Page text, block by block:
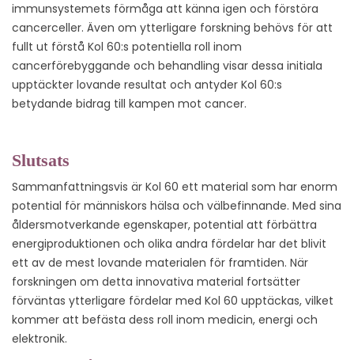
immunsystemets förmåga att känna igen och förstöra
cancerceller. Även om ytterligare forskning behövs för att
fullt ut förstå Kol 60:s potentiella roll inom
cancerförebyggande och behandling visar dessa initiala
upptäckter lovande resultat och antyder Kol 60:s
betydande bidrag till kampen mot cancer.
Slutsats
Sammanfattningsvis är Kol 60 ett material som har enorm
potential för människors hälsa och välbefinnande. Med sina
åldersmotverkande egenskaper, potential att förbättra
energiproduktionen och olika andra fördelar har det blivit
ett av de mest lovande materialen för framtiden. När
forskningen om detta innovativa material fortsätter
förväntas ytterligare fördelar med Kol 60 upptäckas, vilket
kommer att befästa dess roll inom medicin, energi och
elektronik.